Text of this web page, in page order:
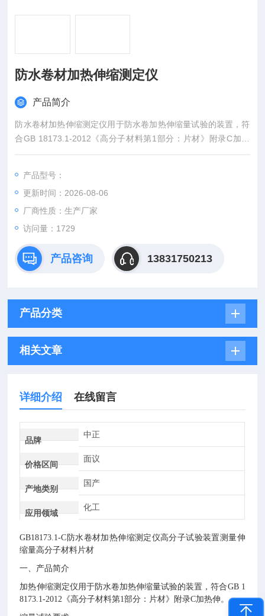
防水卷材加热伸缩测定仪
产品简介
防水卷材加热伸缩测定仪用于防水卷加热伸缩量试验的装置，符
合GB 18173.1-2012《高分子材料第1部分：片材》附录C加热
伸。
产品型号：
更新时间：2026-08-06
厂商性质：生产厂家
访问量：1729
产品咨询 13831750213
产品分类
相关文章
详细介绍 在线留言
品牌
中正
价格区间
面议
产地类别
国产
应用领域
化工
GB18173.1-C 防水卷材加热伸缩测定仪高分子试验装置测量伸
缩量高分子材料片材
一、产品简介
加热伸缩测定仪用于防水卷加热伸缩量试验的装置，符合GB 1
8173.1-2012《高分子材料第1部分：片材》附录C加热伸。